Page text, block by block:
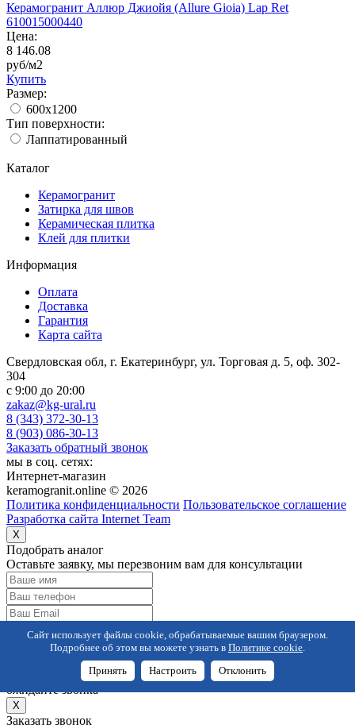
Керамогранит Аллюр Джиойя (Allure Gioia) Lap Ret
610015000440
Цена:
8 146.08
руб/м2
Купить
Размер:
600x1200
Тип поверхности:
Лаппатированный
Каталог
Керамогранит
Затирка для швов
Керамическая плитка
Клей для плитки
Информация
Оплата
Доставка
Гарантия
Карта сайта
Свердловская обл, г. Екатеринбург, ул. Торговая д. 5, оф. 302-
304
c 9:00 до 20:00
zakaz@kg-ural.ru
8 (343) 372-30-13
8 (903) 086-30-13
Заказать обратный звонок
мы в соц. сетях:
Интернет-магазин
keramogranit.online © 2026
Политика конфиденциальности Пользовательское соглашение
Разработка сайта Internet Team
X
Подобрать аналог
Оставьте заявку, мы перезвоним вам для консультации
Согласен на обработку персональных данных
Отправить заявку
Ваша заявка отправлена,
ожидайте звонка
X
Заказать звонок
Сайт использует файлы cookie, обрабатываемые вашим браузером.
Подробнее об этом вы можете узнать в Политике cookie.
Принять Настроить Отклонить